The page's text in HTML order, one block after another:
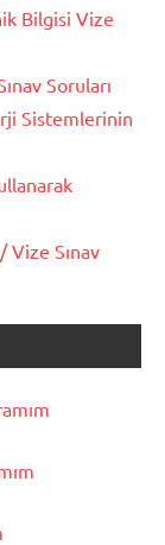
Bilgisi Vize
Soruları
Sistemlerinin
Sınav